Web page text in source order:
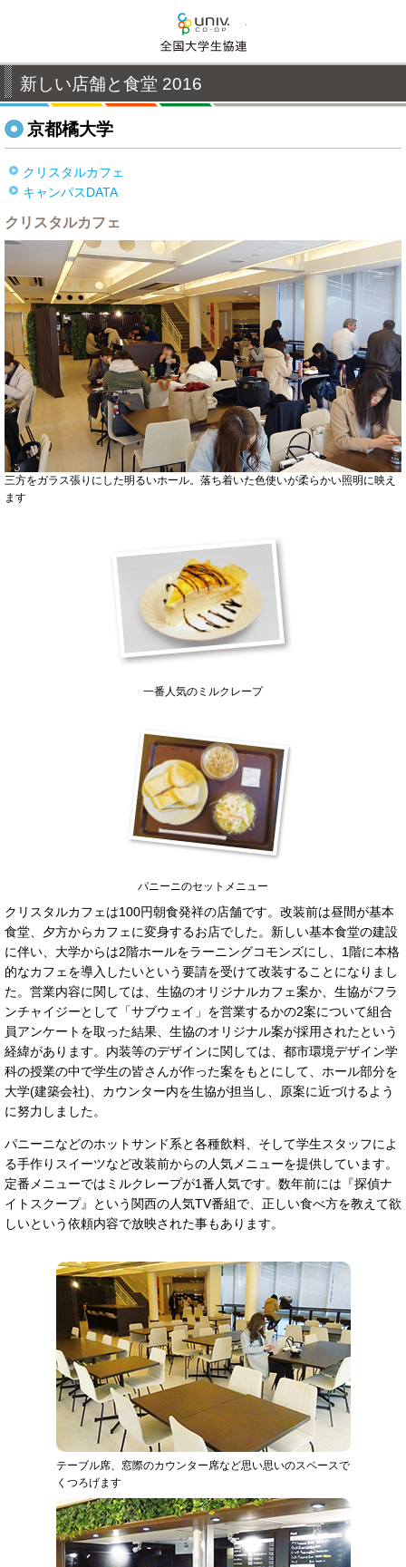
新しい店舗と食堂 2016
京都橘大学
クリスタルカフェ
キャンパスDATA
クリスタルカフェ
三方をガラス張りにした明るいホール。落ち着いた色使いが柔らかい照明に映え
ます
一番人気のミルクレープ
パニーニのセットメニュー
クリスタルカフェは100円朝食発祥の店舗です。改装前は昼間が基本
食堂、夕方からカフェに変身するお店でした。新しい基本食堂の建設
に伴い、大学からは2階ホールをラーニングコモンズにし、1階に本格
的なカフェを導入したいという要請を受けて改装することになりまし
た。営業内容に関しては、生協のオリジナルカフェ案か、生協がフラ
ンチャイジーとして「サブウェイ」を営業するかの2案について組合
員アンケートを取った結果、生協のオリジナル案が採用されたという
経緯があります。内装等のデザインに関しては、都市環境デザイン学
科の授業の中で学生の皆さんが作った案をもとにして、ホール部分を
大学(建築会社)、カウンター内を生協が担当し、原案に近づけるよう
に努力しました。
パニーニなどのホットサンド系と各種飲料、そして学生スタッフによ
る手作りスイーツなど改装前からの人気メニューを提供しています。
定番メニューではミルクレープが1番人気です。数年前には『探偵ナ
イトスクープ』という関西の人気TV番組で、正しい食べ方を教えて欲
しいという依頼内容で放映された事もあります。
テーブル席、窓際のカウンター席など思い思いのスペースで
くつろげます